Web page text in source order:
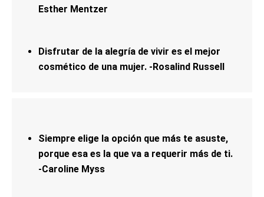
Esther Mentzer
Disfrutar de la alegría de vivir es el mejor
cosmético de una mujer. -Rosalind Russell
Siempre elige la opción que más te asuste,
porque esa es la que va a requerir más de ti.
-Caroline Myss